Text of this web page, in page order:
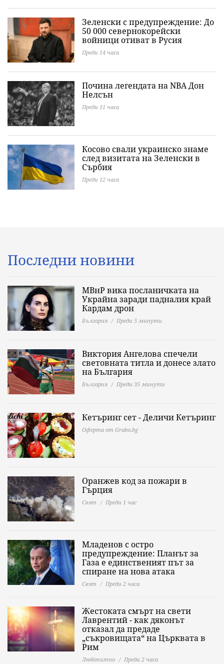
Зеленски с предупреждение: До
50 000 севернокорейски
войници отиват в Русия
Преди 14 часа
Почина легендата на NBA Дон
Нелсън
Преди 11 часа
Косово свали украинско знаме
след визитата на Зеленски в
Сърбия
Преди 12 часа
Последни новини
МВнР вика посланичката на
Украйна заради падналия край
Кардам дрон
България Преди 5 минути
Виктория Ангелова спечели
световната титла и донесе злато
на България
България Преди 35 минути
Кетъринг сет - Деличи Кетъринг
Оферта от Grabo.bg
Оранжев код за пожари в
Гърция
Свят Преди 1 час
Младенов с остро
предупреждение: Планът за
Газа е единственият път за
спиране на нова атака
Свят Преди 2 часа
Жестоката смърт на свети
Лаврентий - как дяконът
отказал да предаде
„съкровищата“ на Църквата в
Рим
Любопитно Преди 2 часа